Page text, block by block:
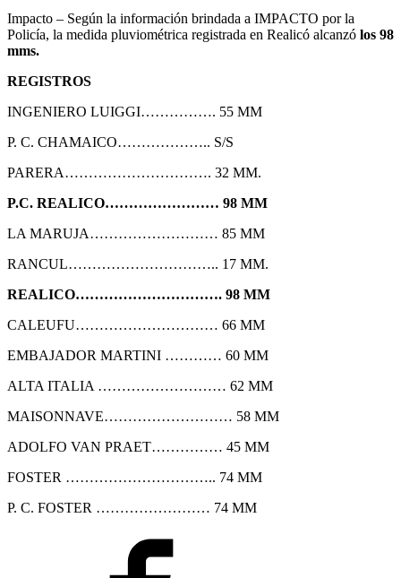
Impacto – Según la información brindada a IMPACTO por la
Policía, la medida pluviométrica registrada en Realicó alcanzó los 98
mms.
REGISTROS
INGENIERO LUIGGI……………. 55 MM
P. C. CHAMAICO……………….. S/S
PARERA…………………………. 32 MM.
P.C. REALICO…………………… 98 MM
LA MARUJA……………………… 85 MM
RANCUL………………………….. 17 MM.
REALICO…………………………. 98 MM
CALEUFU………………………… 66 MM
EMBAJADOR MARTINI ………… 60 MM
ALTA ITALIA ……………………… 62 MM
MAISONNAVE……………………… 58 MM
ADOLFO VAN PRAET…………… 45 MM
FOSTER ………………………….. 74 MM
P. C. FOSTER …………………… 74 MM